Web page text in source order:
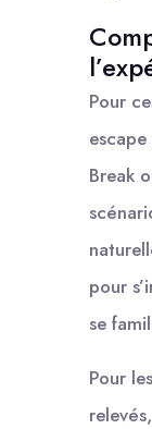
Pour
Break
pour
se
Pour